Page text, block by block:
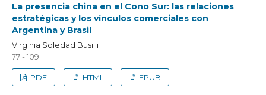
La presencia china en el Cono Sur: las relaciones
estratégicas y los vínculos comerciales con
Argentina y Brasil
Virginia Soledad Busilli
77 - 109
PDF HTML EPUB